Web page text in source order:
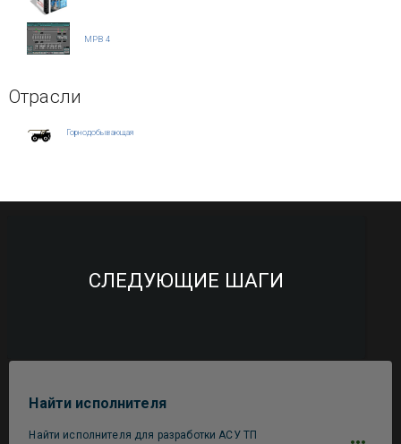
МРВ 4
Отрасли
Горнодобывающая
СЛЕДУЮЩИЕ ШАГИ
Найти исполнителя
Найти исполнителя для разработки АСУ ТП